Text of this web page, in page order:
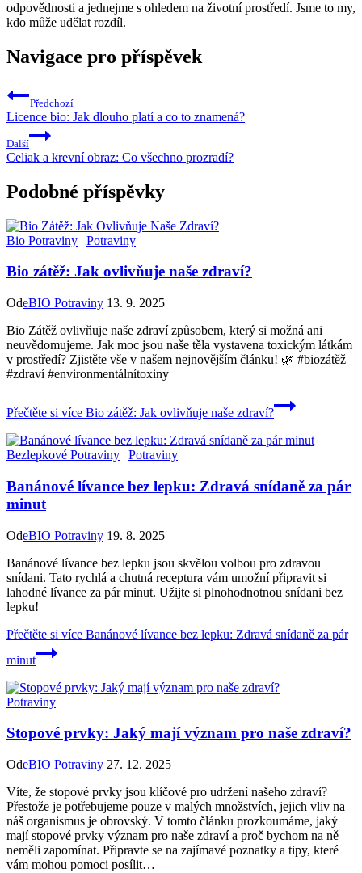
odpovědnosti a jednejme s ⁢ohledem na životní prostředí. Jsme ⁢to my,
kdo může⁣ udělat rozdíl.
Navigace pro příspěvek
Předchozí
Licence bio: Jak dlouho platí a co to znamená?
Další
Celiak a krevní obraz: Co všechno prozradí?
Podobné příspěvky
Bio Potraviny | Potraviny
Bio zátěž: Jak ovlivňuje naše zdraví?
OdeBIO Potraviny 13. 9. 2025
Bio Zátěž ovlivňuje naše zdraví způsobem, který si možná ani
neuvědomujeme. Jak moc jsou naše těla vystavena toxickým látkám
v prostředí? Zjistěte vše v našem nejnovějším článku! 🌿 #biozátěž
#zdraví #environmentálnítoxiny
Přečtěte si více Bio zátěž: Jak ovlivňuje naše zdraví?
Bezlepkové Potraviny | Potraviny
Banánové lívance bez lepku: Zdravá snídaně za pár
minut
OdeBIO Potraviny 19. 8. 2025
Banánové lívance bez lepku jsou skvělou volbou pro zdravou
snídani. Tato rychlá a chutná receptura vám umožní připravit si
lahodné lívance za pár minut. Užijte si plnohodnotnou snídani bez
lepku!
Přečtěte si více Banánové lívance bez lepku: Zdravá snídaně za pár
minut
Potraviny
Stopové prvky: Jaký mají význam pro naše zdraví?
OdeBIO Potraviny 27. 12. 2025
Víte, že stopové prvky jsou klíčové pro udržení našeho zdraví?
Přestože je potřebujeme pouze v malých množstvích, jejich vliv na
náš organismus je obrovský. V tomto článku prozkoumáme, jaký
mají stopové prvky význam pro naše zdraví a proč bychom na ně
neměli zapomínat. Připravte se na zajímavé poznatky a tipy, které
vám mohou pomoci posílit…